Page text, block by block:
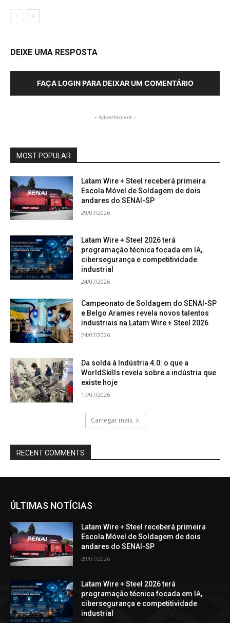
DEIXE UMA RESPOSTA
FAÇA LOGIN PARA DEIXAR UM COMENTÁRIO
- Advertisment -
MOST POPULAR
Latam Wire + Steel receberá primeira
Escola Móvel de Soldagem de dois
andares do SENAI-SP
29/07/2026
Latam Wire + Steel 2026 terá
programação técnica focada em IA,
cibersegurança e competitividade
industrial
24/07/2026
Campeonato de Soldagem do SENAI-SP
e Belgo Arames revela novos talentos
industriais na Latam Wire + Steel 2026
24/07/2026
Da solda à Indústria 4.0: o que a
WorldSkills revela sobre a indústria que
existe hoje
17/07/2026
Carregar mais
RECENT COMMENTS
ÚLTIMAS NOTÍCIAS
Latam Wire + Steel receberá primeira
Escola Móvel de Soldagem de dois
andares do SENAI-SP
29/07/2026
Latam Wire + Steel 2026 terá
programação técnica focada em IA,
cibersegurança e competitividade
industrial